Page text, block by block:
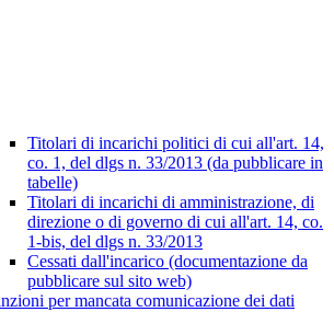
Titolari di incarichi politici di cui all'art. 14,
co. 1, del dlgs n. 33/2013 (da pubblicare in
tabelle)
Titolari di incarichi di amministrazione, di
direzione o di governo di cui all'art. 14, co.
1-bis, del dlgs n. 33/2013
Cessati dall'incarico (documentazione da
pubblicare sul sito web)
per mancata comunicazione dei dati